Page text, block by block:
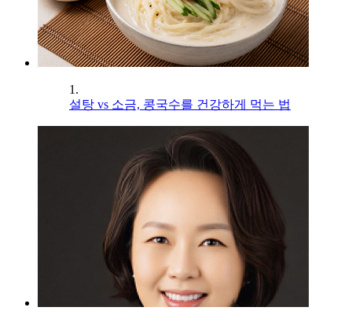
1.
설탕 vs 소금, 콩국수를 건강하게 먹는 법